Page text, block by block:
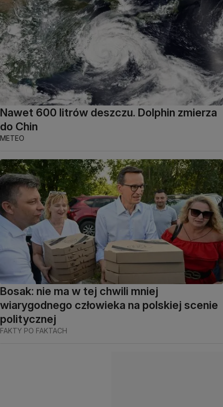
Nawet 600 litrów deszczu. Dolphin zmierza
do Chin
METEO
Bosak: nie ma w tej chwili mniej
wiarygodnego człowieka na polskiej scenie
politycznej
FAKTY PO FAKTACH